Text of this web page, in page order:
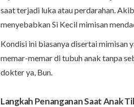
saat terjadi luka atau perdarahan.
menyebabkan Si Kecil mimisan
Kondisi ini biasanya disertai mimisan
memar-memar di tubuh anak tanpa
dokter ya, Bun.
Langkah Penanganan Saat Anak